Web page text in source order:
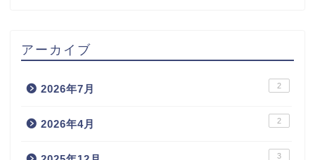
アーカイブ
2026年7月 2
2026年4月 2
3